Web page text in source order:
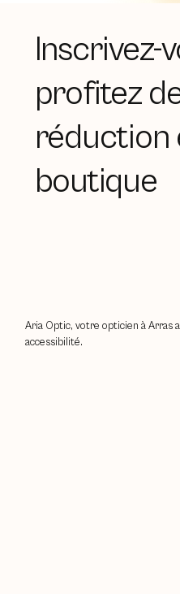
Inscrivez-
profitez
réduction
boutique
Aria Optic, votre opticien à Arras
accessibilité.